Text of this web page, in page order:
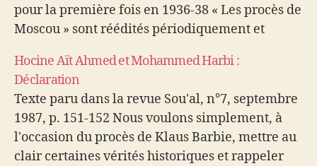
pour la première fois en 1936-38 « Les procès de
Moscou » sont réédités périodiquement et
Hocine Aït Ahmed et Mohammed Harbi :
Déclaration
Texte paru dans la revue Sou'al, n°7, septembre
1987, p. 151-152 Nous voulons simplement, à
l'occasion du procès de Klaus Barbie, mettre au
clair certaines vérités historiques et rappeler